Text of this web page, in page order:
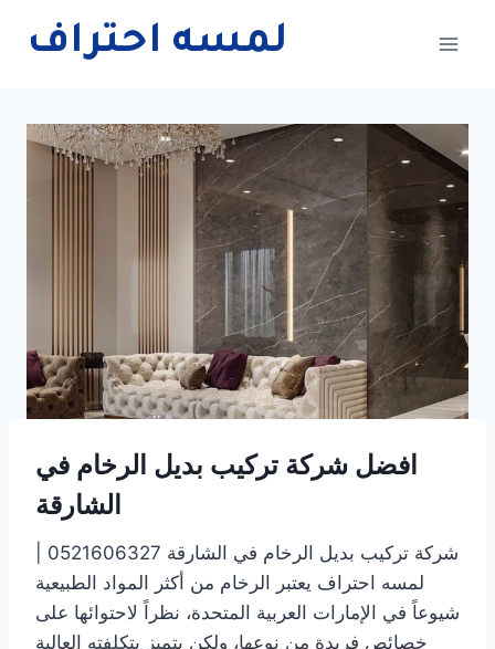
لمسه احتراف
افضل شركة تركيب بديل الرخام في
الشارقة
لمسه احتراف يعتبر الرخام من أكثر المواد الطبيعية
شيوعاً في الإمارات العربية المتحدة، نظراً لاحتوائها على
خصائص فريدة من نوعها، ولكن يتميز بتكلفته العالية